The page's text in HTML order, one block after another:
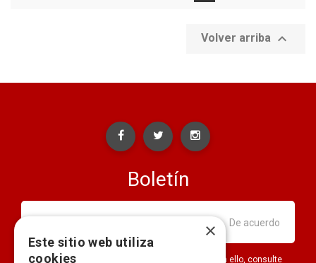
Volver arriba 
Boletín
Puede darse de baja en cualquier momento. Para ello, consulte
×
Este sitio web utiliza
cookies